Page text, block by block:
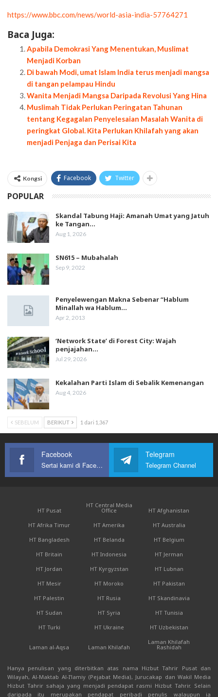
https://www.bbc.com/news/world-asia-india-57764271
Baca Juga:
Apabila Demokrasi Yang Menentukan, Muslimat
Menjadi Korban
Di bawah Modi, umat Islam India terus menjadi mangsa
di tangan pelampau Hindu
Wanita Menjadi Mangsa Daripada Revolusi Yang Hina
Muslimah Tidak Perlukan Peringatan Tahunan
tentang Kegagalan Penyelesaian Masalah Wanita di
peringkat Global. Kita Perlukan Khilafah yang akan
menjadi Penjaga dan Perisai Kita
Kongsi Facebook Twitter
POPULAR
Skandal Tabung Haji: Amanah Umat yang Jatuh
ke Tangan…
Aug 1, 2026
SN615 – Mubahalah
Sep 9, 2022
Penyelewengan Makna Sebenar “Hablum
Minallah wa Hablum…
Apr 2, 2013
‘Network State’ di Forest City: Wajah
penjajahan…
Jul 29, 2026
Kekalahan Parti Islam di Sebalik Kemenangan
Aug 4, 2026
SEBELUM BERIKUT 1 dari 1,367
Facebook
Sertai kami di Facebook
Telegram
Telegram Channel
HT Pusat
HT Central Media
Office
HT Afghanistan
HT Afrika Timur
HT Amerika
HT Australia
HT Bangladesh
HT Belanda
HT Belgium
HT Britain
HT Indonesia
HT Jerman
HT Jordan
HT Kyrgyzstan
HT Lubnan
HT Mesir
HT Moroko
HT Pakistan
HT Palestin
HT Rusia
HT Skandinavia
HT Sudan
HT Syria
HT Tunisia
HT Turki
HT Ukraine HT Uzbekistan
Laman al-Aqsa Laman Khilafah
Laman Khilafah
Rashidah
Hanya penulisan yang diterbitkan atas nama Hizbut Tahrir Pusat dan
Wilayah, Al-Maktab Al-I'lamiy (Pejabat Media), Jurucakap dan Wakil Media
Hizbut Tahrir sahaja yang menjadi pendapat rasmi Hizbut Tahrir. Selain
daripada itu merupakan pendapat peribadi penulis walaupun ia